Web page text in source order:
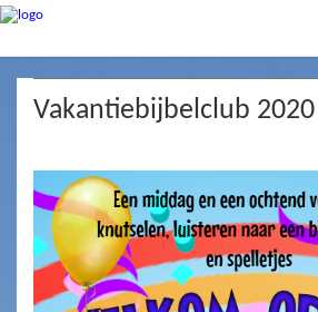
Vakantiebijbelclub 2020